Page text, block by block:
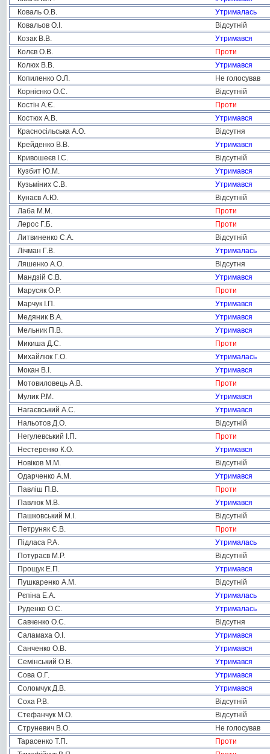
Коваль О.В.
Утрималась
Ковальов О.І.
Відсутній
Козак В.В.
Утримався
Колєв О.В.
Проти
Колюх В.В.
Утримався
Копиленко О.Л.
Не голосував
Корнієнко О.С.
Відсутній
Костін А.Є.
Проти
Костюх А.В.
Утримався
Красносільська А.О.
Відсутня
Крейденко В.В.
Утримався
Кривошеєв І.С.
Відсутній
Кузбит Ю.М.
Утримався
Кузьміних С.В.
Утримався
Кунаєв А.Ю.
Відсутній
Лаба М.М.
Проти
Лерос Г.Б.
Проти
Литвиненко С.А.
Відсутній
Лічман Г.В.
Утрималась
Ляшенко А.О.
Відсутня
Мандзій С.В.
Утримався
Марусяк О.Р.
Проти
Марчук І.П.
Утримався
Медяник В.А.
Утримався
Мельник П.В.
Утримався
Микиша Д.С.
Проти
Михайлюк Г.О.
Утрималась
Мокан В.І.
Утримався
Мотовиловець А.В.
Проти
Мулик Р.М.
Утримався
Нагаєвський А.С.
Утримався
Нальотов Д.О.
Відсутній
Негулевський І.П.
Проти
Нестеренко К.О.
Утримався
Новіков М.М.
Відсутній
Одарченко А.М.
Утримався
Павліш П.В.
Проти
Павлюк М.В.
Утримався
Пашковський М.І.
Відсутній
Петруняк Є.В.
Проти
Підласа Р.А.
Утрималась
Потураєв М.Р.
Відсутній
Прощук Е.П.
Утримався
Пушкаренко А.М.
Відсутній
Рєпіна Е.А.
Утрималась
Руденко О.С.
Утрималась
Савченко О.С.
Відсутня
Саламаха О.І.
Утримався
Санченко О.В.
Утримався
Семінський О.В.
Утримався
Сова О.Г.
Утримався
Соломчук Д.В.
Утримався
Соха Р.В.
Відсутній
Стефанчук М.О.
Відсутній
Струневич В.О.
Не голосував
Тарасенко Т.П.
Проти